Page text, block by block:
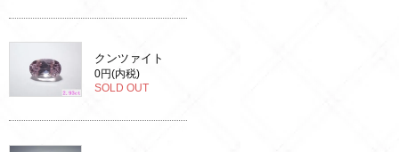
クンツァイト
0円(内税)
SOLD OUT